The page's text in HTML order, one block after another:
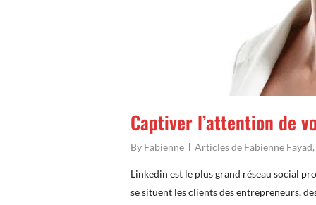
Captiver l’attention de
By Fabienne Articles de Fabienne Fayad,
Linkedin est le plus grand réseau social
se situent les clients des entrepreneurs,